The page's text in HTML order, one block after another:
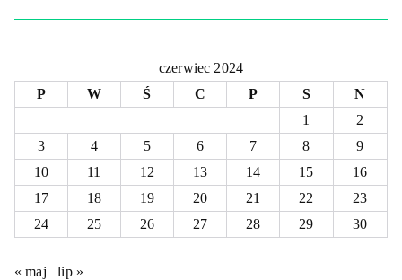
czerwiec 2024
P
W Ś C P S
N
1
2
3
4 5 6 7 8
9
10
11 12 13 14 15
16
17
18 19 20 21 22
23
24
25 26 27 28 29 30
« maj lip »